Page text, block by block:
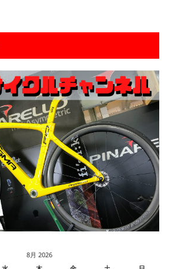
8月 2026